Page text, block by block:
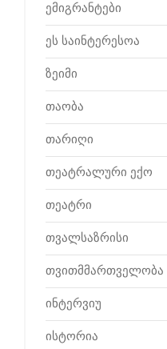
ემიგრანტები
ეს საინტერესოა
ზეიმი
თაობა
თარიღი
თეატრალური ექო
თეატრი
თვალსაზრისი
თვითმმართველობა
ინტერვიუ
ისტორია